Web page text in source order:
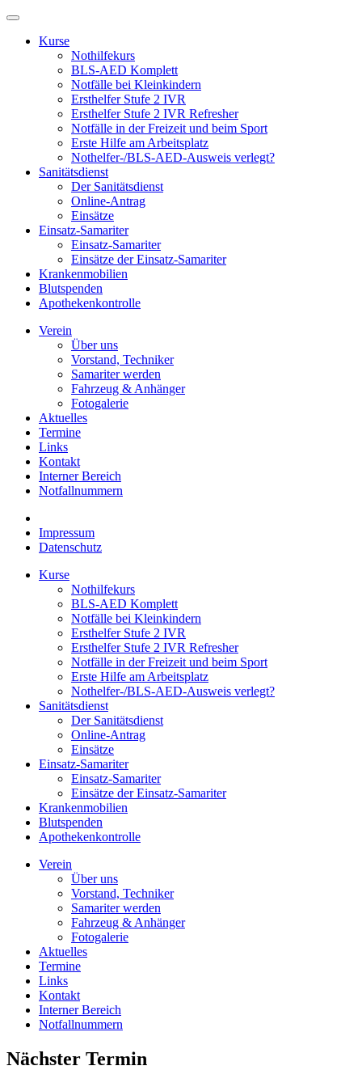
Kurse
Nothilfekurs
BLS-AED Komplett
Notfälle bei Kleinkindern
Ersthelfer Stufe 2 IVR
Ersthelfer Stufe 2 IVR Refresher
Notfälle in der Freizeit und beim Sport
Erste Hilfe am Arbeitsplatz
Nothelfer-/BLS-AED-Ausweis verlegt?
Sanitätsdienst
Der Sanitätsdienst
Online-Antrag
Einsätze
Einsatz-Samariter
Einsatz-Samariter
Einsätze der Einsatz-Samariter
Krankenmobilien
Blutspenden
Apothekenkontrolle
Verein
Über uns
Vorstand, Techniker
Samariter werden
Fahrzeug & Anhänger
Fotogalerie
Aktuelles
Termine
Links
Kontakt
Interner Bereich
Notfallnummern
Impressum
Datenschutz
Kurse
Nothilfekurs
BLS-AED Komplett
Notfälle bei Kleinkindern
Ersthelfer Stufe 2 IVR
Ersthelfer Stufe 2 IVR Refresher
Notfälle in der Freizeit und beim Sport
Erste Hilfe am Arbeitsplatz
Nothelfer-/BLS-AED-Ausweis verlegt?
Sanitätsdienst
Der Sanitätsdienst
Online-Antrag
Einsätze
Einsatz-Samariter
Einsatz-Samariter
Einsätze der Einsatz-Samariter
Krankenmobilien
Blutspenden
Apothekenkontrolle
Verein
Über uns
Vorstand, Techniker
Samariter werden
Fahrzeug & Anhänger
Fotogalerie
Aktuelles
Termine
Links
Kontakt
Interner Bereich
Notfallnummern
Nächster Termin